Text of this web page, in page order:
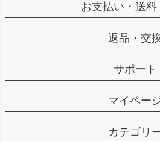
お支払い・送料
返品・交
サポート
マイペー
カテゴリ